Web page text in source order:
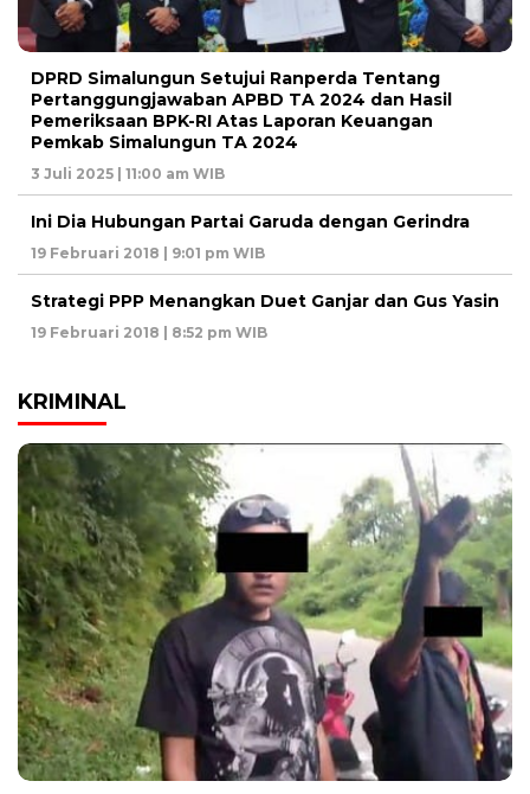
DPRD Simalungun Setujui Ranperda Tentang
Pertanggungjawaban APBD TA 2024 dan Hasil
Pemeriksaan BPK-RI Atas Laporan Keuangan
Pemkab Simalungun TA 2024
3 Juli 2025 | 11:00 am WIB
Ini Dia Hubungan Partai Garuda dengan Gerindra
19 Februari 2018 | 9:01 pm WIB
Strategi PPP Menangkan Duet Ganjar dan Gus Yasin
19 Februari 2018 | 8:52 pm WIB
KRIMINAL